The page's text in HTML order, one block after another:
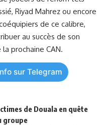
Riyad⁤ Mahrez ‍ou encore
de ce calibre,
au succès de son
prochaine CAN.
sur Telegram
de Douala en quête
groupe